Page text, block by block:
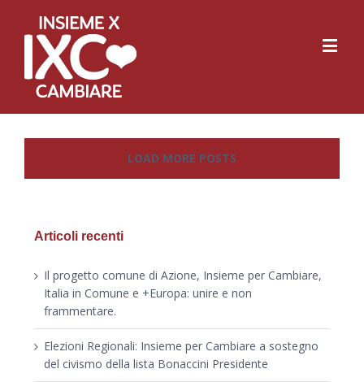
LOAD MORE POSTS
Articoli recenti
Il progetto comune di Azione, Insieme per Cambiare,
Italia in Comune e +Europa: unire e non
frammentare.
Elezioni Regionali: Insieme per Cambiare a sostegno
del civismo della lista Bonaccini Presidente